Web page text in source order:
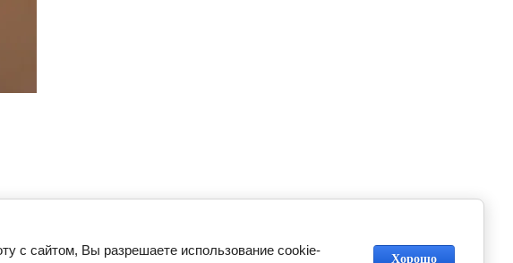
с сайтом, Вы разрешаете использование cookie-
Хорошо